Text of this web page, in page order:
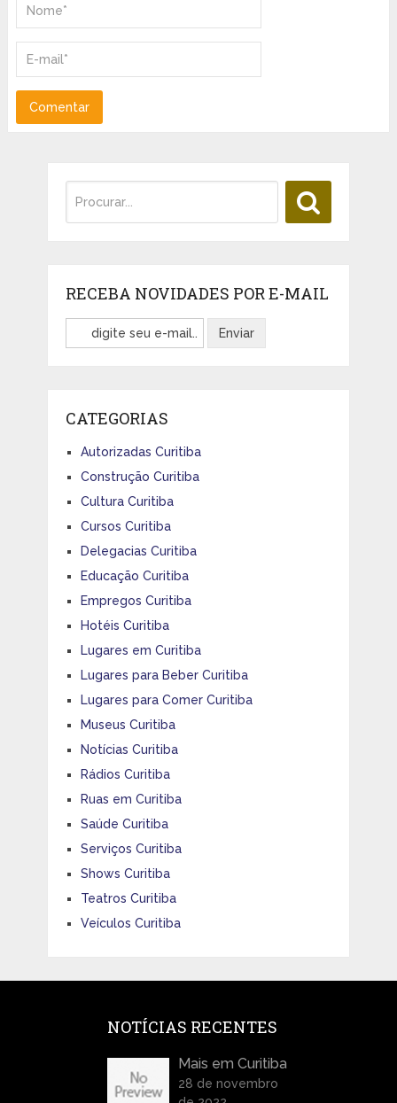
RECEBA NOVIDADES POR E-MAIL
CATEGORIAS
Autorizadas Curitiba
Construção Curitiba
Cultura Curitiba
Cursos Curitiba
Delegacias Curitiba
Educação Curitiba
Empregos Curitiba
Hotéis Curitiba
Lugares em Curitiba
Lugares para Beber Curitiba
Lugares para Comer Curitiba
Museus Curitiba
Notícias Curitiba
Rádios Curitiba
Ruas em Curitiba
Saúde Curitiba
Serviços Curitiba
Shows Curitiba
Teatros Curitiba
Veículos Curitiba
NOTÍCIAS RECENTES
Mais em Curitiba
28 de novembro